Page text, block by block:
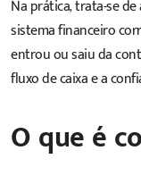
Na prática, trata-se
sistema financeiro
entrou ou saiu da
fluxo de caixa e a
O que é